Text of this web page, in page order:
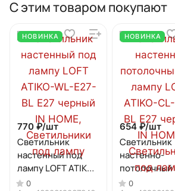
HOME
С этим товаром покупают
НОВИНКА
770 ₽/шт
Светильник
настенный под
лампу LOFT ATIKO-
WL-E27-BL Е27
0
НОВИНКА
654 ₽/шт
Светильник
настенно-
потолочный
лампу LOFT
0